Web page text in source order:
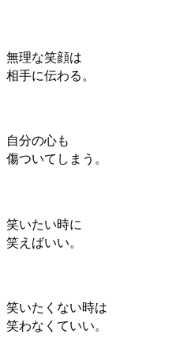
無理な笑顔は
相手に伝わる。
自分の心も
傷ついてしまう。
笑いたい時に
笑えばいい。
笑いたくない時は
笑わなくていい。